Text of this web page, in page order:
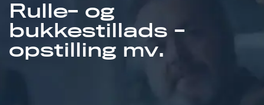
Om UCRS
Bliv faglært
Rulle- og
bukkestillads -
opstilling mv.